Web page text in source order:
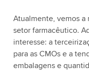
Atualmente, vemos a
setor farmacêutico.
interesse: a
para as CMOs e a
embalagens e